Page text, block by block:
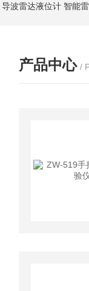
导波雷达液位计 智能
产品中心 /